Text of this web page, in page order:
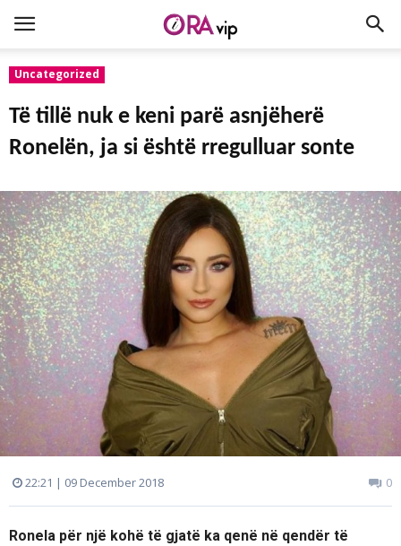
Uncategorized
Të tillë nuk e keni parë asnjëherë
Ronelën, ja si është rregulluar sonte
22:21 | 09 December 2018 0
Ronela për një kohë të gjatë ka qenë në qendër të